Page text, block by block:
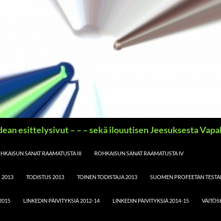
esittelysivut – – – sekä ilouutisen Jeesuksesta
SANAT RAAMATUSTA III ROHKAISUN SANAT RAAMATUSTA IV
2013 TODISTUS 2013 TOINEN TODISTAJA 2013 SUOMEN PROFEETAN
LINKEDIN PÄIVITYKSIÄ 2012-14 LINKEDIN PÄIVITYKSIÄ 2014-15